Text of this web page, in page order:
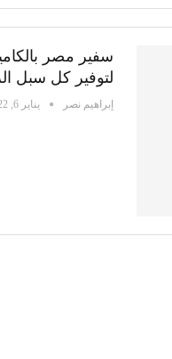
سفير مصر
لتوفير كل سبل
إبراهيم نصر يناير 6, 2022